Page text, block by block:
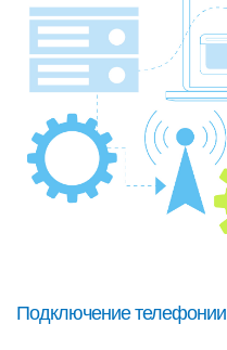
Подключение телефонии